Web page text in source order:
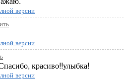
версии
версии
красиво!!улыбка!
версии